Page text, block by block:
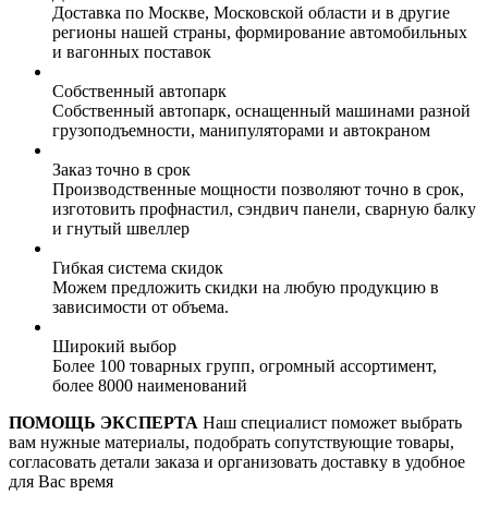
Доставка по Москве, Московской области и в другие
регионы нашей страны, формирование автомобильных
и вагонных поставок
Собственный автопарк
Собственный автопарк, оснащенный машинами разной
грузоподъемности, манипуляторами и автокраном
Заказ точно в срок
Производственные мощности позволяют точно в срок,
изготовить профнастил, сэндвич панели, сварную балку
и гнутый швеллер
Гибкая система скидок
Можем предложить скидки на любую продукцию в
зависимости от объема.
Широкий выбор
Более 100 товарных групп, огромный ассортимент,
более 8000 наименований
ПОМОЩЬ ЭКСПЕРТА Наш специалист поможет выбрать
вам нужные материалы, подобрать сопутствующие товары,
согласовать детали заказа и организовать доставку в удобное
для Вас время